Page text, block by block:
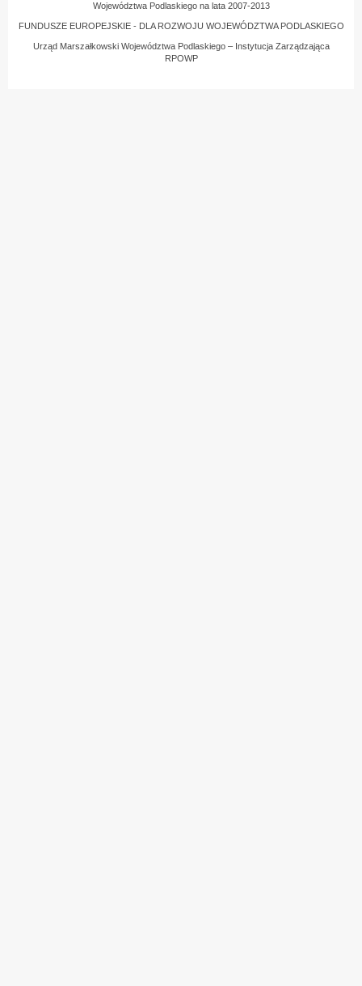
Województwa Podlaskiego na lata 2007-2013
FUNDUSZE EUROPEJSKIE - DLA ROZWOJU WOJEWÓDZTWA PODLASKIEGO
Urząd Marszałkowski Województwa Podlaskiego – Instytucja Zarządzająca
RPOWP